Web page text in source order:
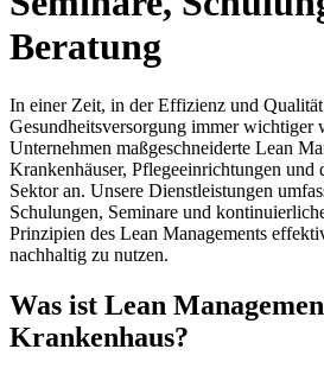
Beratung
In einer Zeit, in der Effizienz und
Gesundheitsversorgung immer wichtiger
Unternehmen maßgeschneiderte Lean
Krankenhäuser, Pflegeeinrichtungen und
Sektor an. Unsere Dienstleistungen
Schulungen, Seminare und
Prinzipien des Lean Managements
nachhaltig zu nutzen.
Was ist Lean
Krankenhaus?